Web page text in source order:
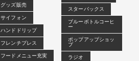
グッズ販売
サイフォン
ハンドドリップ
フレンチプレス
フードメニュー充実
スターバックス
ブルーボトルコーヒ
ー
ポップアップショッ
プ
ラジオ